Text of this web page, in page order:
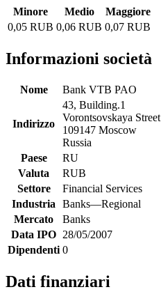
Minore Medio
Maggiore
0,05 RUB 0,06 RUB 0,07 RUB
Informazioni società
Nome Bank VTB PAO
Indirizzo
43, Building.1
Vorontsovskaya Street
109147 Moscow
Russia
Paese
RU
Valuta
RUB
Settore
Financial Services
Industria Banks—Regional
Mercato
Banks
Data IPO 28/05/2007
Dipendenti 0
Dati finanziari